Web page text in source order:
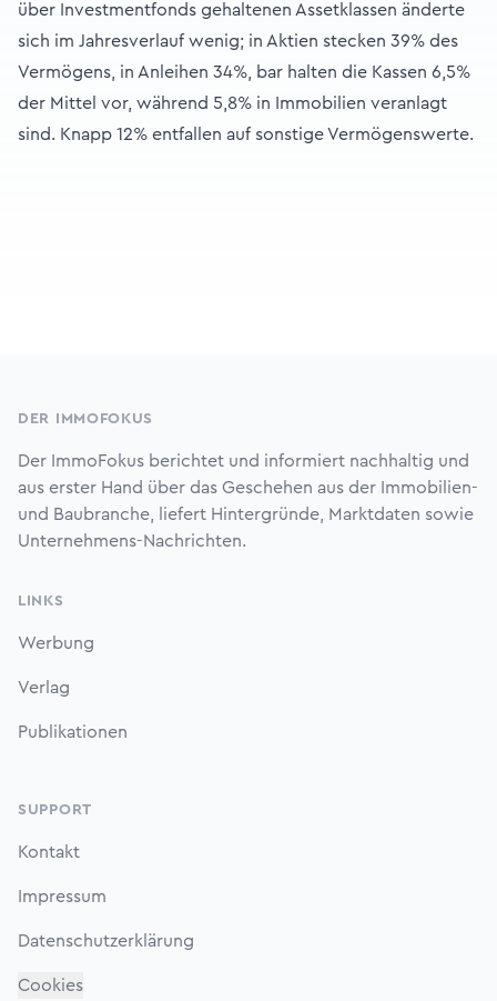
über Investmentfonds gehaltenen Assetklassen änderte
sich im Jahresverlauf wenig; in Aktien stecken 39% des
Vermögens, in Anleihen 34%, bar halten die Kassen 6,5%
der Mittel vor, während 5,8% in Immobilien veranlagt
sind. Knapp 12% entfallen auf sonstige Vermögenswerte.
DER IMMOFOKUS
Der ImmoFokus berichtet und informiert nachhaltig und
aus erster Hand über das Geschehen aus der Immobilien-
und Baubranche, liefert Hintergründe, Marktdaten sowie
Unternehmens-Nachrichten.
LINKS
Werbung
Verlag
Publikationen
SUPPORT
Kontakt
Impressum
Datenschutzerklärung
Cookies